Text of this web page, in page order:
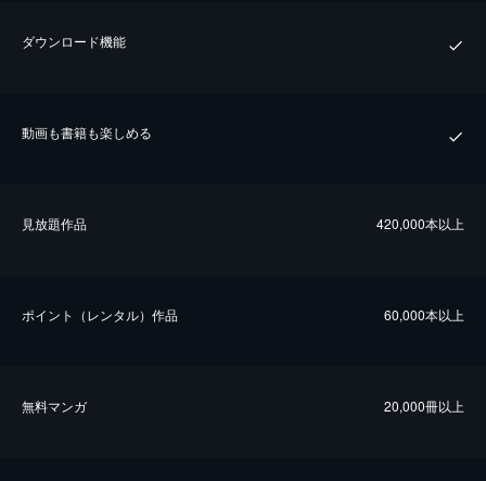
ダウンロード機能
動画も書籍も楽しめる
⾒放題作品 420,000本以上
ポイント（レンタル）作品 60,000本以上
無料マンガ 20,000冊以上